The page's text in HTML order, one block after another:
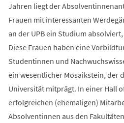
Jahren liegt der
Frauen mit interessanten
an der UPB ein Studium
Diese Frauen haben eine
Studentinnen und
ein wesentlicher Mosaikstein, der
Universität mitprägt. In einer Hall
erfolgreichen (ehemaligen)
Absolventinnen aus den